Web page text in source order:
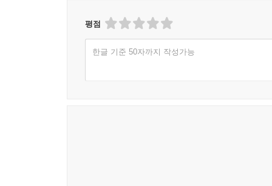
평점
한글 기준 50자까지 작성가능